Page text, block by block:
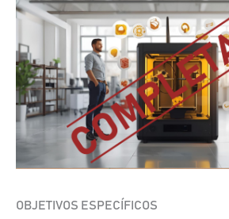
OBJETIVOS ESPECÍFICOS